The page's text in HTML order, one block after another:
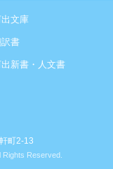
文庫
書
新書・人文書
町2-13
Reserved.